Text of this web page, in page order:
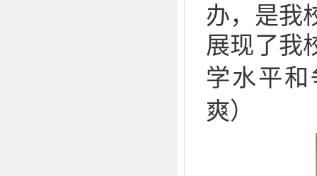
办，是我
展现了我
学水平
爽）